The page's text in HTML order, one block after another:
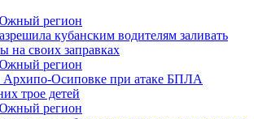
регион
кубанским водителям заливать
на своих заправках
регион
Осиповке при атаке БПЛА
трое детей
регион